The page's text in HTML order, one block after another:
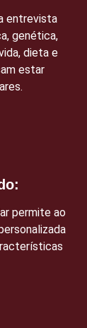
entrevista
genética,
dieta e
estar
permite ao